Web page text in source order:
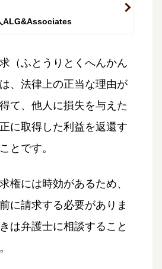
ALG&Associates
（ふとうりとくへんかん
、法律上の正当な理由が
て、他人に損失を与えた
に取得した利益を返還す
とです。
権には時効があるため、
に請求する必要がありま
は弁護士に相談すること